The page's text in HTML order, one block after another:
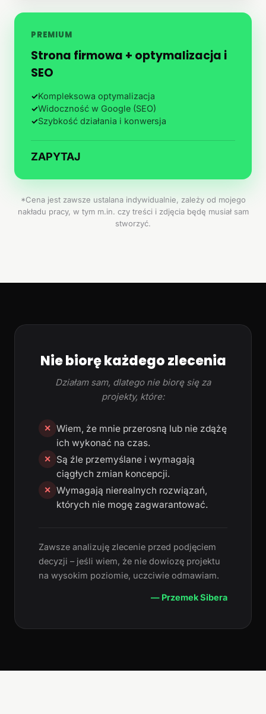
PREMIUM
Strona firmowa + optymalizacja i
SEO
✓Kompleksowa optymalizacja
✓Widoczność w Google (SEO)
✓Szybkość działania i konwersja
ZAPYTAJ
*Cena jest zawsze ustalana indywidualnie, zależy od mojego
nakładu pracy, w tym m.in. czy treści i zdjęcia będę musiał sam
stworzyć.
Nie biorę każdego zlecenia
Działam sam, dlatego nie biorę się za
projekty, które:
✕ Wiem, że mnie przerosną lub nie zdążę
ich wykonać na czas.
✕
Są źle przemyślane i wymagają
ciągłych zmian koncepcji.
✕ Wymagają nierealnych rozwiązań,
których nie mogę zagwarantować.
Zawsze analizuję zlecenie przed podjęciem
decyzji – jeśli wiem, że nie dowiozę projektu
na wysokim poziomie, uczciwie odmawiam.
— Przemek Sibera